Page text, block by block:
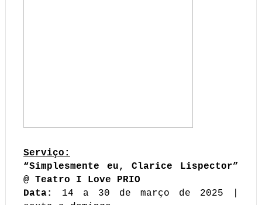
Serviço:
“Simplesmente eu, Clarice Lispector”
@ Teatro I Love PRIO
Data: 14 a 30 de março de 2025 |